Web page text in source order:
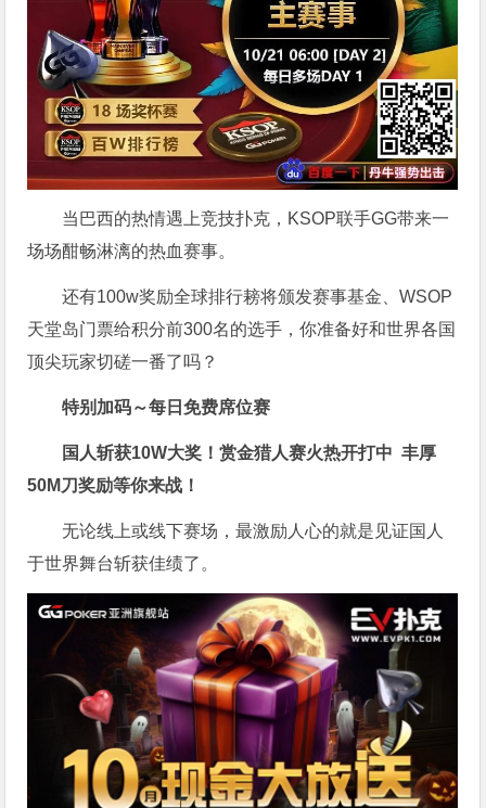
当巴西的热情遇上竞技扑克，KSOP联手GG带来一
场场酣畅淋漓的热血赛事。
还有100w奖励全球排行耪将颁发赛事基金、WSOP
天堂岛门票给积分前300名的选手，你准备好和世界各国
顶尖玩家切磋一番了吗？
特别加码～每日免费席位赛
国人斩获10W大奖！赏金猎人赛火热开打中 丰厚
50M刀奖励等你来战！
无论线上或线下赛场，最激励人心的就是见证国人
于世界舞台斩获佳绩了。